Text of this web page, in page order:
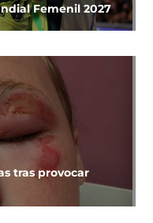
Femenil 2027
tras provocar